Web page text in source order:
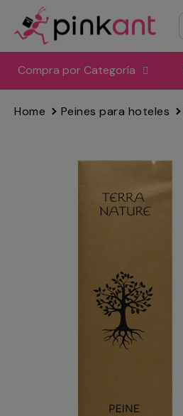
directamente
al
contenido
Compra por Categoría
Home Peines para hoteles